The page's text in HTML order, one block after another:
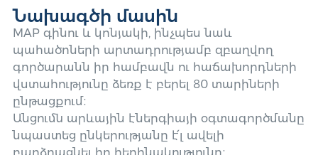
Նախագծի մասին
MAP գինու և կոնյակի, ինչպես նաև
պահածոների արտադրությամբ զբաղվող
գործարանն իր համբավն ու հաճախորդների
վստահությունը ձեռք է բերել 80 տարիների
ընթացքում։
Անցումն արևային էներգիայի օգտագործմանը
նպաստեց ընկերությանը է՛լ ավելի